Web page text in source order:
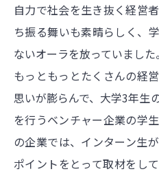
自力で社会を生き抜く経営
ち振る舞いも素晴らしく、
ないオーラを放っていました。
もっともっとたくさんの経
思いが膨らんで、大学3年生
を行うベンチャー企業の学
の企業では、インターン生
ポイントをとって取材をし